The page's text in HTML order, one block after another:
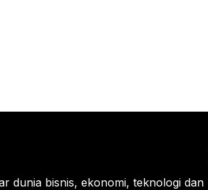
dunia bisnis, ekonomi, teknologi dan